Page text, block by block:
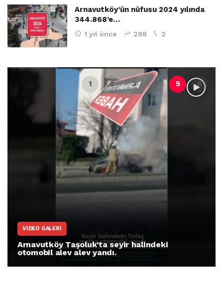
Arnavutköy’ün nüfusu 2024 yılında
344.868’e…
1 yıl önce 298 2
VIDEO GALERI
Arnavutköy Taşoluk’ta seyir halindeki
otomobil alev alev yandı.